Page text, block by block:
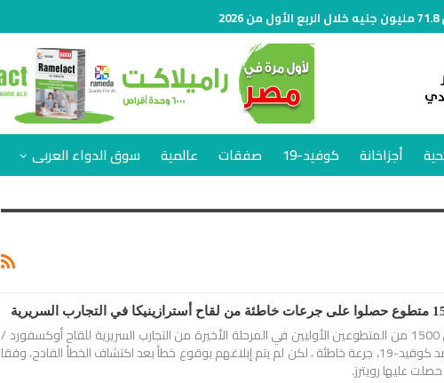
أجزاخانة كوفيد-19 صفقات عالمية سوق الدواء العربى
حصل حوالي 1500 من المتطوعين الأوليين في المرحلة الأخيرة من التجارب السريرية للقاح أوكسفورد /
أسترازينيكا ضد كوفيد-19، جرعة خاطئة ، لكن لم يتم إبلاغهم بوقوع خطأ بعد اكتشاف الخطأ الفادح، وفقا
عليها رويترز.